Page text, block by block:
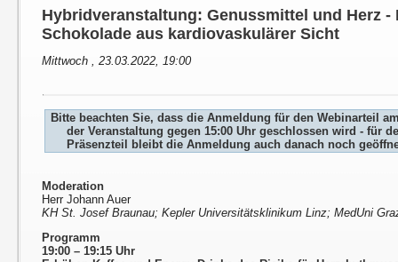
Hybridveranstaltung: Genussmittel und Herz -
Schokolade aus kardiovaskulärer Sicht
Mittwoch , 23.03.2022, 19:00
Bitte beachten Sie, dass die Anmeldung für den Webinarteil
der Veranstaltung gegen 15:00 Uhr geschlossen wird - für
Präsenzteil bleibt die Anmeldung auch danach noch
Moderation
Herr Johann Auer
KH St. Josef Braunau; Kepler Universitätsklinikum Linz; MedUni
Programm
19:00 – 19:15 Uhr